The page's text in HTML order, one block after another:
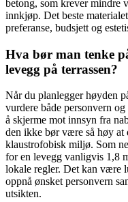
betong, som krever mindre
innkjøp. Det beste
preferanse, budsjett og
Hva bør man tenke
levegg på terrassen?
Når du planlegger høyden
vurdere både personvern
å skjerme mot innsyn fra
den ikke bør være så høy at
klaustrofobisk miljø. Som
for en levegg vanligvis 1,8
lokale regler. Det kan være
oppnå ønsket personvern
utsikten.